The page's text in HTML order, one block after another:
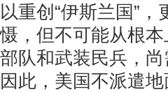
以重创“伊斯兰国”
慑，但不可能从根
部队和武装民兵，
因此，美国不派遣